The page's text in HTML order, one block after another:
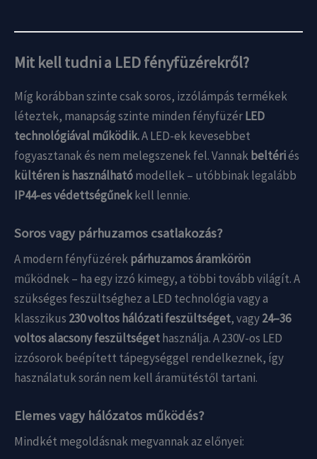
Mit kell tudni a LED fényfüzérekről?
Míg korábban szinte csak soros, izzólámpás termékek
léteztek, manapság szinte minden fényfüzérLED
technológiával működik.A LED-ek kevesebbet
fogyasztanak és nem melegszenek fel. Vannak beltériés
kültéren is használhatómodellek – utóbbinak legalább
IP44-es védettségűnekkell lennie.
Soros vagy párhuzamos csatlakozás?
A modern fényfüzérekpárhuzamos áramkörön
működnek – ha egy izzó kimegy, a többi tovább világít. A
szükséges feszültséghez a LED technológia vagy a
klasszikus 230 voltos hálózati feszültséget, vagy24–36
voltos alacsony feszültségethasználja. A 230V-os LED
izzósorok beépített tápegységgel rendelkeznek, így
használatuk során nem kell áramütéstől tartani.
Elemes vagy hálózatos működés?
Mindkét megoldásnak megvannak az előnyei: